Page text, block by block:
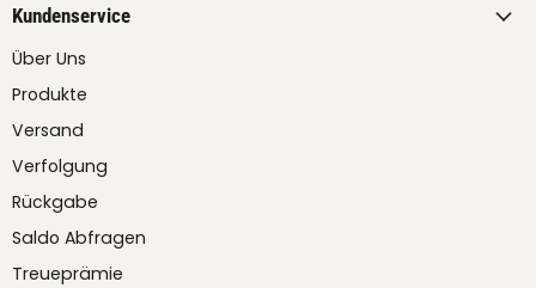
Kundenservice
Über Uns
Produkte
Versand
Verfolgung
Rückgabe
Saldo Abfragen
Treueprämie